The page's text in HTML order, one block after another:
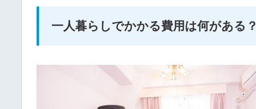
一人暮らしでかかる費用は何がある？